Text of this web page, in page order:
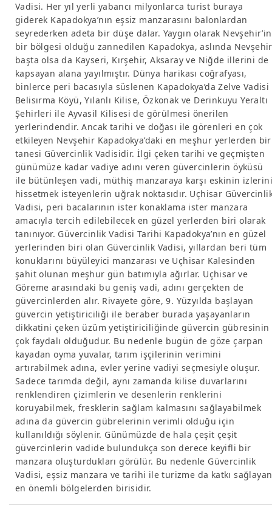
Vadisi. Her yıl yerli yabancı milyonlarca turist buraya
giderek Kapadokya’nın eşsiz manzarasını balonlardan
seyrederken adeta bir düşe dalar. Yaygın olarak Nevşehir’in
bir bölgesi olduğu zannedilen Kapadokya, aslında Nevşehir
başta olsa da Kayseri, Kırşehir, Aksaray ve Niğde illerini de
kapsayan alana yayılmıştır. Dünya harikası coğrafyası,
binlerce peri bacasıyla süslenen Kapadokya’da Zelve Vadisi
Belisırma Köyü, Yılanlı Kilise, Özkonak ve Derinkuyu Yeraltı
Şehirleri ile Ayvasil Kilisesi de görülmesi önerilen
yerlerindendir. Ancak tarihi ve doğası ile görenleri en çok
etkileyen Nevşehir Kapadokya’daki en meşhur yerlerden bir
tanesi Güvercinlik Vadisidir. İlgi çeken tarihi ve geçmişten
günümüze kadar vadiye adını veren güvercinlerin öyküsü
ile bütünleşen vadi, müthiş manzaraya karşı eskinin izlerini
hissetmek isteyenlerin uğrak noktasıdır. Uçhisar
Vadisi, peri bacalarının ister konaklama ister manzara
amacıyla tercih edilebilecek en güzel yerlerden biri olarak
tanınıyor. Güvercinlik Vadisi Tarihi Kapadokya’nın en güzel
yerlerinden biri olan Güvercinlik Vadisi, yıllardan beri tüm
konuklarını büyüleyici manzarası ve Uçhisar Kalesinden
şahit olunan meşhur gün batımıyla ağırlar. Uçhisar ve
Göreme arasındaki bu geniş vadi, adını gerçekten de
güvercinlerden alır. Rivayete göre, 9. Yüzyılda başlayan
güvercin yetiştiriciliği ile beraber burada yaşayanların
dikkatini çeken üzüm yetiştiriciliğinde güvercin gübresinin
çok faydalı olduğudur. Bu nedenle bugün de göze çarpan
kayadan oyma yuvalar, tarım işçilerinin verimini
artırabilmek adına, evler yerine vadiyi seçmesiyle oluşur.
Sadece tarımda değil, aynı zamanda kilise duvarlarını
renklendiren çizimlerin ve desenlerin renklerini
koruyabilmek, fresklerin sağlam kalmasını sağlayabilmek
adına da güvercin gübrelerinin verimli olduğu için
kullanıldığı söylenir. Günümüzde de hala çeşit çeşit
güvercinlerin vadide bulundukça son derece keyifli bir
manzara oluşturdukları görülür. Bu nedenle Güvercinlik
Vadisi, eşsiz manzara ve tarihi ile turizme da katkı sağlayan
en önemli bölgelerden birisidir.